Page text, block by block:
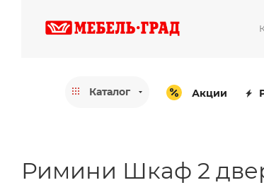
Каталог Акции
Римини Шкаф 2